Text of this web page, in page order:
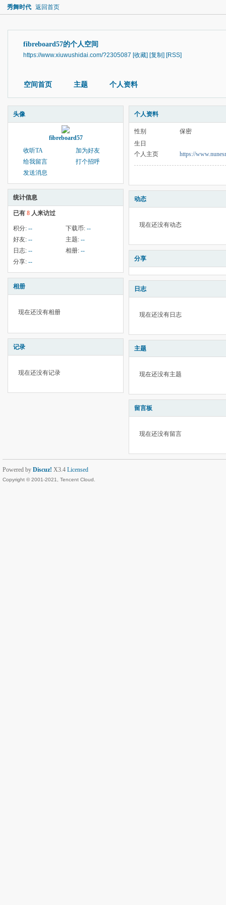
秀舞时代 返回首页
fibreboard57的个人空间
https://www.xiuwushidai.com/?2305087 [收藏] [复制] [RSS]
空间首页 主题 个人资料
头像
fibreboard57
收听TA
加为好友
给我留言
打个招呼
发送消息
统计信息
已有 8 人来访过
积分: -- 下载币: --
好友: -- 主题: --
日志: -- 相册: --
分享: --
相册
现在还没有相册
记录
现在还没有记录
个人资料
性别
保密
生日
个人主页
https://
动态
现在还没有动态
分享
日志
现在还没有日志
主题
现在还没有主题
留言板
现在还没有留言
Powered by Discuz! X3.4 Licensed
Copyright © 2001-2021, Tencent Cloud.